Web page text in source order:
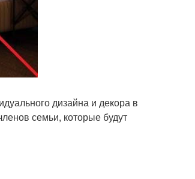
дизайна и декора в
семьи, которые будут